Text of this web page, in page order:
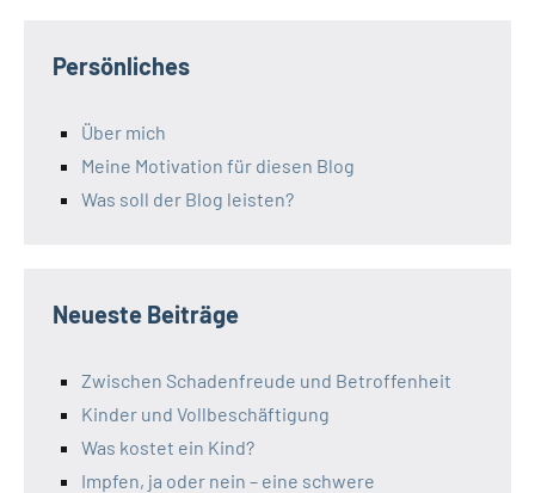
Persönliches
Über mich
Meine Motivation für diesen Blog
Was soll der Blog leisten?
Neueste Beiträge
Zwischen Schadenfreude und Betroffenheit
Kinder und Vollbeschäftigung
Was kostet ein Kind?
Impfen, ja oder nein – eine schwere